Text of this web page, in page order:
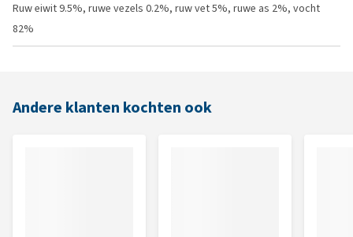
Ruw eiwit 9.5%, ruwe vezels 0.2%, ruw vet 5%, ruwe as 2%, vocht
82%
Andere klanten kochten ook